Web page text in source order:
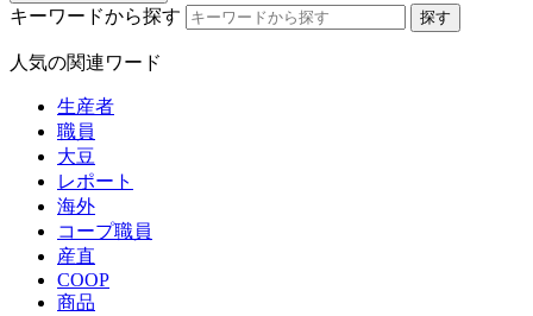
キーワードから探す
人気の関連ワード
生産者
職員
大豆
レポート
海外
コープ職員
産直
COOP
商品